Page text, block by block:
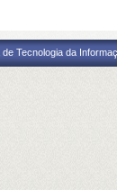
de Tecnologia da